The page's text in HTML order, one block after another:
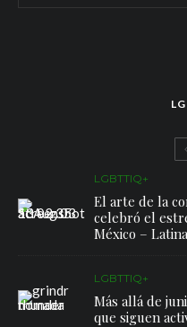
LGBTTIQ+
El arte de la
celebró el
México –
LGBTTIQ+
Más allá de
que siguen